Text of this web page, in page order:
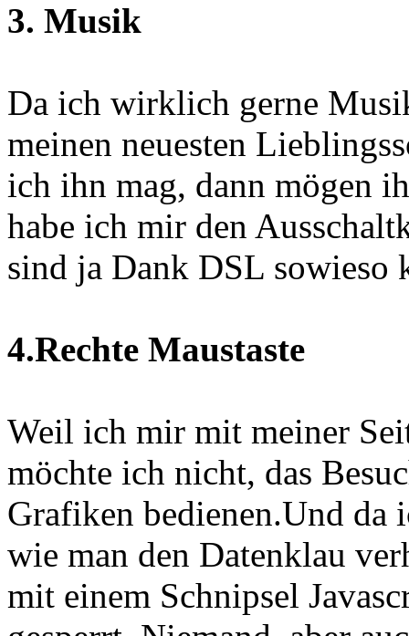
3. Musik
Da ich wirklich gerne
meinen neuesten
ich ihn mag, dann mögen
habe ich mir den
sind ja Dank DSL sowieso
4.Rechte Maustaste
Weil ich mir mit meiner
möchte ich nicht, das
Grafiken bedienen.Und
wie man den Datenklau
mit einem Schnipsel